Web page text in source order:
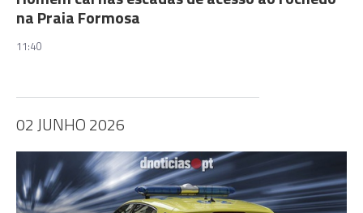
na Praia Formosa
11:40
02 JUNHO 2026